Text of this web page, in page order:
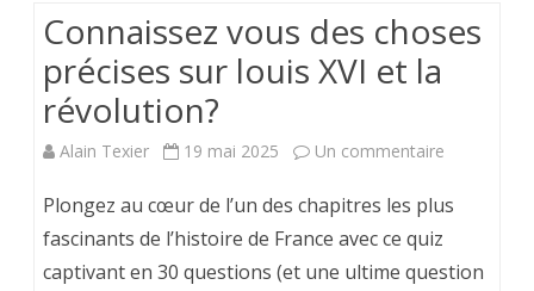
Connaissez vous des choses
précises sur louis XVI et la
révolution?
Alain Texier 19 mai 2025 Un commentaire
des
Plongez au cœur de l’un des chapitres les plus
fascinants de l’histoire de France avec ce quiz
captivant en 30 questions (et une ultime question